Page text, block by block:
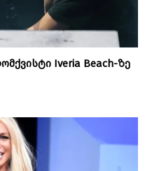
Iveria Beach-ზე